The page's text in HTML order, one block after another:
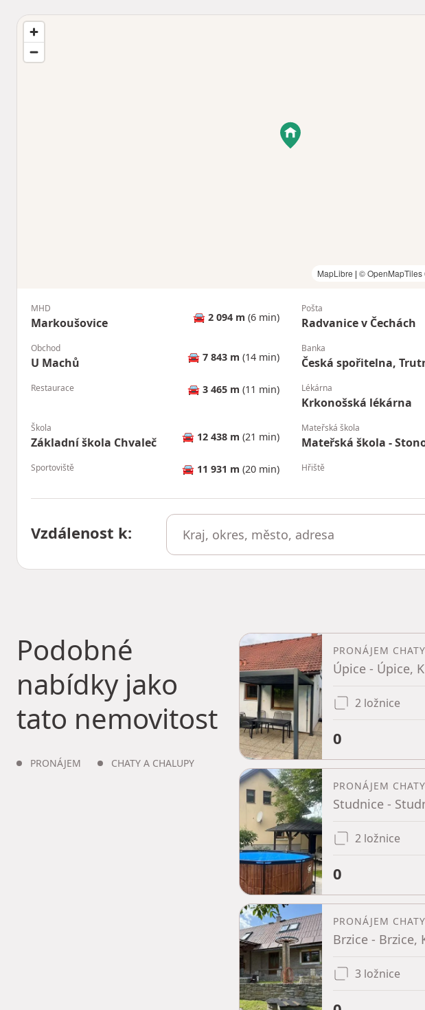
MapLibre | © OpenMapTiles
MHD
Markoušovice 🚘 2 094 m (6 min)
Pošta
Radvanice v Čechách
Obchod
U Machů 🚘 7 843 m (14 min)
Banka
Česká spořitelna,
Restaurace 🚘 3 465 m (11 min) Lékárna
Krkonošská lékárna
Škola
Základní škola Chvaleč 🚘 12 438 m (21 min)
Mateřská škola
Mateřská škola -
Sportoviště 🚘 11 931 m (20 min) Hřiště
Vzdálenost k:
Podobné
nabídky jako
tato nemovitost
PRONÁJEM CHATY A CHALUPY
PRONÁJEM
Úpice - Úpice,
2 ložnice
0
PRONÁJEM
2 ložnice
0
PRONÁJEM
Brzice - Brzice,
3 ložnice